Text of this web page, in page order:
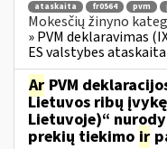
ataskaita fr0564 pvm
Mokesčių žinyno
» PVM deklaravimas
ES valstybes
Ar PVM
Lietuvos ribų
Lietuvoje)“
prekių tiekimo ir